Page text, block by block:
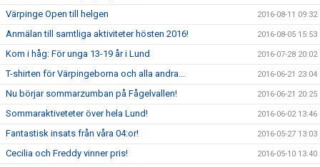
Värpinge Open till helgen 2016-08-11 09:32
Anmälan till samtliga aktiviteter hösten 2016! 2016-08-05 15:53
Kom i håg: För unga 13-19 år i Lund 2016-07-28 20:02
T-shirten för Värpingeborna och alla andra... 2016-06-21 23:04
Nu börjar sommarzumban på Fågelvallen! 2016-06-21 20:25
Sommaraktiveteter över hela Lund! 2016-06-02 13:46
Fantastisk insats från våra 04:or! 2016-05-27 13:03
Cecilia och Freddy vinner pris! 2016-05-10 13:40